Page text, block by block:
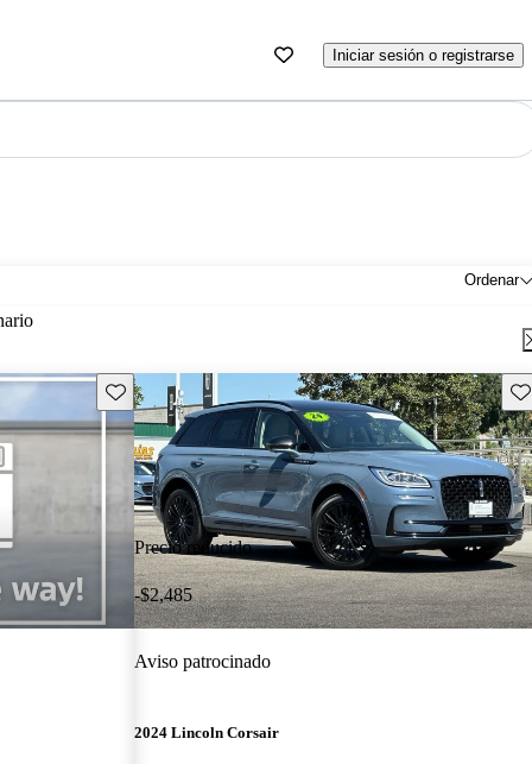
Iniciar sesión o registrarse
Ordenar
Guarda este Aviso
Precio reducido
-$2,485
Aviso patrocinado
2024 Lincoln Corsair